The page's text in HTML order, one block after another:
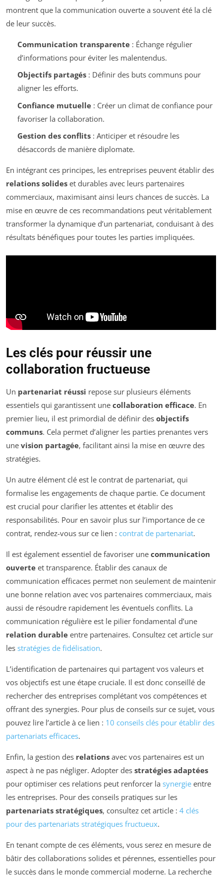
montrent que la communication ouverte a souvent été la clé
de leur succès.
Communication transparente: Échange régulier
d’informations pour éviter les malentendus.
Objectifs partagés: Définir des buts communs pour
aligner les efforts.
Confiance mutuelle: Créer un climat de confiance pour
favoriser la collaboration.
Gestion des conflits: Anticiper et résoudre les
désaccords de manière diplomate.
En intégrant ces principes, les entreprises peuvent établir des
relations solides et durables avec leurs partenaires
commerciaux, maximisant ainsi leurs chances de succès. La
mise en œuvre de ces recommandations peut véritablement
transformer la dynamique d’un partenariat, conduisant à des
résultats bénéfiques pour toutes les parties impliquées.
Les clés pour réussir une
collaboration fructueuse
Un partenariat réussi repose sur plusieurs éléments
essentiels qui garantissent une collaboration efficace. En
premier lieu, il est primordial de définir des objectifs
communs. Cela permet d’aligner les parties prenantes vers
une vision partagée, facilitant ainsi la mise en œuvre des
stratégies.
Un autre élément clé est le contrat de partenariat, qui
formalise les engagements de chaque partie. Ce document
est crucial pour clarifier les attentes et établir des
responsabilités. Pour en savoir plus sur l’importance de ce
contrat, rendez-vous sur ce lien : contrat de partenariat.
Il est également essentiel de favoriser une communication
ouverte et transparence. Établir des canaux de
communication efficaces permet non seulement de maintenir
une bonne relation avec vos partenaires commerciaux, mais
aussi de résoudre rapidement les éventuels conflits. La
communication régulière est le pilier fondamental d’une
relation durable entre partenaires. Consultez cet article sur
les stratégies de fidélisation.
L’identification de partenaires qui partagent vos valeurs et
vos objectifs est une étape cruciale. Il est donc conseillé de
rechercher des entreprises complétant vos compétences et
offrant des synergies. Pour plus de conseils sur ce sujet, vous
pouvez lire l’article à ce lien : 10 conseils clés pour établir des
partenariats efficaces.
Enfin, la gestion des relations avec vos partenaires est un
aspect à ne pas négliger. Adopter des stratégies adaptées
pour optimiser ces relations peut renforcer la synergie entre
les entreprises. Pour des conseils pratiques sur les
partenariats stratégiques, consultez cet article : 4 clés
pour des partenariats stratégiques fructueux.
En tenant compte de ces éléments, vous serez en mesure de
bâtir des collaborations solides et pérennes, essentielles pour
le succès dans le monde commercial moderne. La recherche